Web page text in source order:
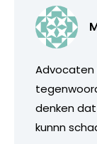
Advocaten
denken
kunnn